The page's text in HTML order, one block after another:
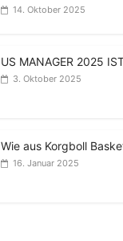
14. Oktober 2025
US MANAGER 2025
3. Oktober 2025
Wie aus Korgboll
16. Januar 2025